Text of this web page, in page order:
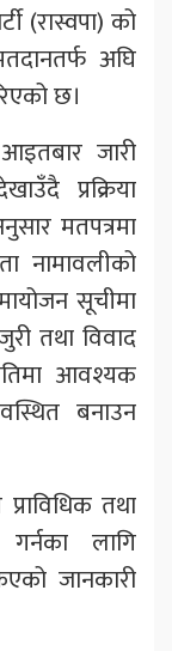
(रास्वपा) को
अघि
छ।
जारी
प्रक्रिया
मतपत्रमा
नामावलीको
सूचीमा
तथा विवाद
आवश्यक
बनाउन
तथा
लागि
जानकारी